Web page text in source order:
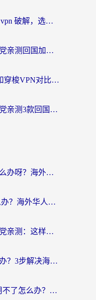
海外党避坑指南：告别pc vpn 破解，选对回国加速器轻松访问国内资源
穿梭和海龟哪个好？海外党亲测回国加速器，附电脑免费VPN推荐
Quickback VPN好用吗？和穿梭VPN对比哪个回国效果更好？海外党必看的真实测评与选择指南
穿梭和快喵好用吗？海外党亲测3款回国加速器，附日本回国VPN避坑指南
汽水到国外不能用了吗怎么办呀？海外党追剧看片的救星在这里！
音悦Tai在瑞典用不了怎么办？海外华人追剧听歌的实用指南
优酷境外地域限制？海外党亲测：这样看国内剧再也不卡（附3个实用场景解决）
香港西瓜视频看不了怎么办？3步解决海外追剧难题，附靠谱加速器推荐
喜马拉雅FM在马来西亚用不了怎么办？海外华人亲测有效的回国加速指南